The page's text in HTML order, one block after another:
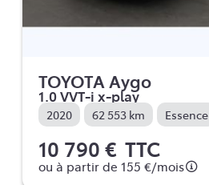
TOYOTA Aygo
1.0 VVT-i x-play
2020 62 553 km Essence
10 790 € TTC
ou à partir de 155 €/mois